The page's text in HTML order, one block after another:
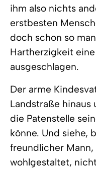
ihm also nichts
erstbesten
doch schon so
Hartherzigkeit
ausgeschlagen.
Der arme
Landstraße hinaus
die Patenstelle
könne. Und siehe,
freundlicher
wohlgestaltet,